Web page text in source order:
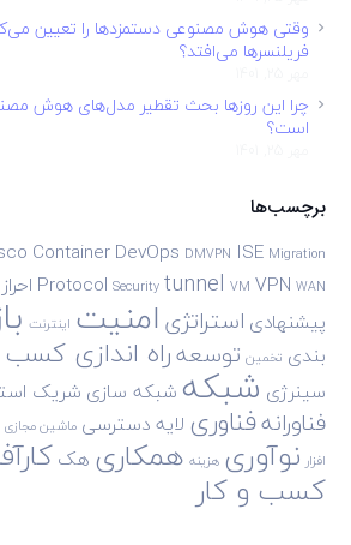
وقتی هوش مصنوعی دستمزدها را تعیین
فریلنسرها می‌افتد؟
چرا این روزها بحث تقطیر مدل‌های هوش
است؟
برچسب‌ها
ContainerDevOps DMVPN ISE Migration
Protocol Security tunnel VM VPN WAN
پیشنهادی استراتژی امنیت اینترنت
بندی تخمین توسعهراه اندازی کسب
سینرژی شبکه شبکه سازی شریک
فناورانهفناوری لایه دسترسی ماشین مجازی
افزار نوآوری هزینه همکاری هک
کسب و کار